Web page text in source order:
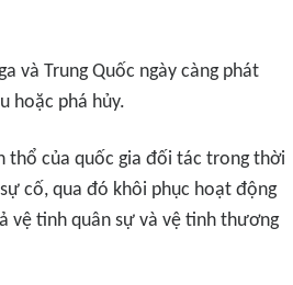
và Trung Quốc ngày càng phát
hoặc phá hủy.
thổ của quốc gia đối tác trong thời
cố, qua đó khôi phục hoạt động
vệ tinh quân sự và vệ tinh thương